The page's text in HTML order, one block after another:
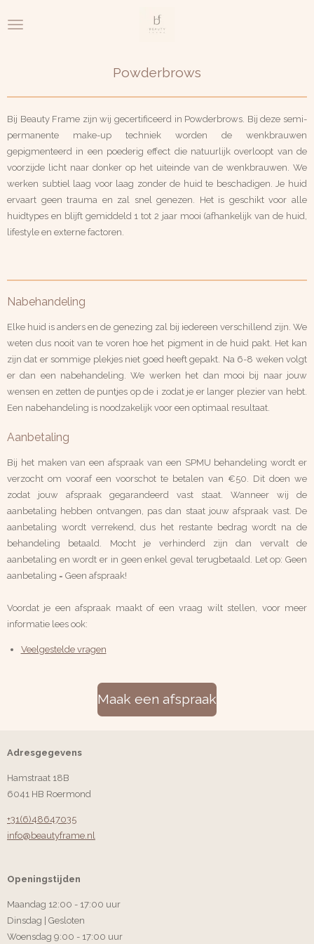
direct
Powderbrows
Bij Beauty Frame zijn wij gecertificeerd in Powderbrows. Bij deze semi-
permanente make-up techniek worden de wenkbrauwen
gepigmenteerd in een poederig effect die natuurlijk overloopt van de
voorzijde licht naar donker op het uiteinde van de wenkbrauwen. We
werken subtiel laag voor laag zonder de huid te beschadigen. Je huid
ervaart geen trauma en zal snel genezen. Het is geschikt voor alle
huidtypes en blijft gemiddeld 1 tot 2 jaar mooi (afhankelijk van de huid,
lifestyle en externe factoren.
Nabehandeling
Elke huid is anders en de genezing zal bij iedereen verschillend zijn. We
weten dus nooit van te voren hoe het pigment in de huid pakt. Het kan
zijn dat er sommige plekjes niet goed heeft gepakt. Na 6-8 weken volgt
er dan een nabehandeling. We werken het dan mooi bij naar jouw
wensen en zetten de puntjes op de i zodat je er langer plezier van hebt.
Een nabehandeling is noodzakelijk voor een optimaal resultaat.
Aanbetaling
Bij het maken van een afspraak van een SPMU behandeling wordt er
verzocht om vooraf een voorschot te betalen van €50. Dit doen we
zodat jouw afspraak gegarandeerd vast staat. Wanneer wij de
aanbetaling hebben ontvangen, pas dan staat jouw afspraak vast. De
aanbetaling wordt verrekend, dus het restante bedrag wordt na de
behandeling betaald. Mocht je verhinderd zijn dan vervalt de
aanbetaling en wordt er in geen enkel geval terugbetaald. Let op: Geen
aanbetaling = Geen afspraak!
Voordat je een afspraak maakt of een vraag wilt stellen, voor meer
informatie lees ook:
Veelgestelde vragen
Maak een afspraak
Adresgegevens
Hamstraat 18B
6041 HB Roermond
+31(6)48647035
info@beautyframe.nl
Openingstijden
Maandag 12:00 - 17:00 uur
Dinsdag | Gesloten
Woensdag 9:00 - 17:00 uur